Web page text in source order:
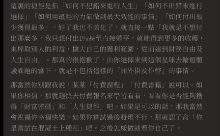
這裏的捷徑是指「如何不犯錯來進行人生」「如何不出錯來進行
選擇」「如何用最輕的力氣做到最大效能的事情」「如何付出最
少獲得最多」，好了我也不美化了，就直接一點「我就是不想付
出那麼多，我只想付出1%甚至直接躺平，就能得到更多的收穫，
來榨取別人的利益，擴大自己的獲利範圍，從而達到財務自由及
人生自由」。那真的很抱歉了，由你選擇來到這個星球去輪迴體
驗課題的當下，就是不包括這樣的「開外掛及作弊」的事情。
那當然你別跟我說，某某「付費課程」「付費書籍」說可以。如
果你相信，那就趕快去付費報名來學習看看，看看你是否能夠獲
得「財富密碼」和「人生捷徑」吧。如果是可以的話，那我當然
會祝福你幸福快樂。如果你嘗試過後發現不行，那就認了命「你
是嘗試在混凝土上種花」吧。之後怎樣做就看你自己了。